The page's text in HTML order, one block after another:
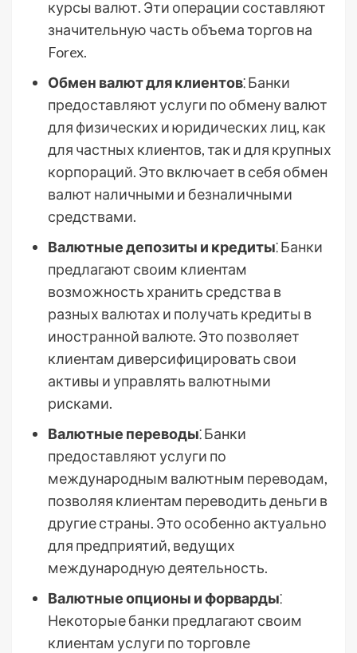
курсы валют. Эти операции составляют
значительную часть объема торгов на
Forex.
Обмен валют для клиентов⁚ Банки
предоставляют услуги по обмену валют
для физических и юридических лиц, как
для частных клиентов, так и для крупных
корпораций. Это включает в себя обмен
валют наличными и безналичными
средствами.
Валютные депозиты и кредиты⁚ Банки
предлагают своим клиентам
возможность хранить средства в
разных валютах и получать кредиты в
иностранной валюте. Это позволяет
клиентам диверсифицировать свои
активы и управлять валютными
рисками.
Валютные переводы⁚ Банки
предоставляют услуги по
международным валютным переводам,
позволяя клиентам переводить деньги в
другие страны. Это особенно актуально
для предприятий, ведущих
международную деятельность.
Валютные опционы и форварды⁚
Некоторые банки предлагают своим
клиентам услуги по торговле